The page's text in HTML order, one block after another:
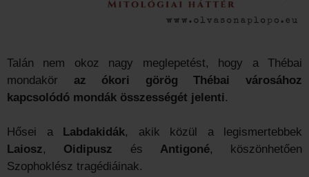
Talán nem okoz nagy meglepetést, hogy a Thébai
mondakör az ókori görög Thébai városához
kapcsolódó mondák összességét jelenti.
Hősei a Labdakidák, akik közül a legismertebbek
Laiosz, Oidipusz és Antigoné, köszönhetően
Szophoklész tragédiáinak.